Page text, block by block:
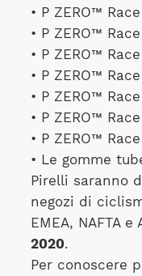
• P ZERO™
• P ZERO™
• P ZERO™
• P ZERO™
• P ZERO™
• P ZERO™
• P ZERO™
• Le gomme
Pirelli saranno
negozi di
EMEA, NAFTA e
2020.
Per conoscere